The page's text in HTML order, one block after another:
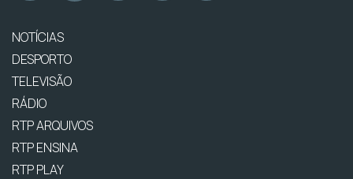
NOTÍCIAS
DESPORTO
TELEVISÃO
RÁDIO
RTP ARQUIVOS
RTP ENSINA
RTP PLAY